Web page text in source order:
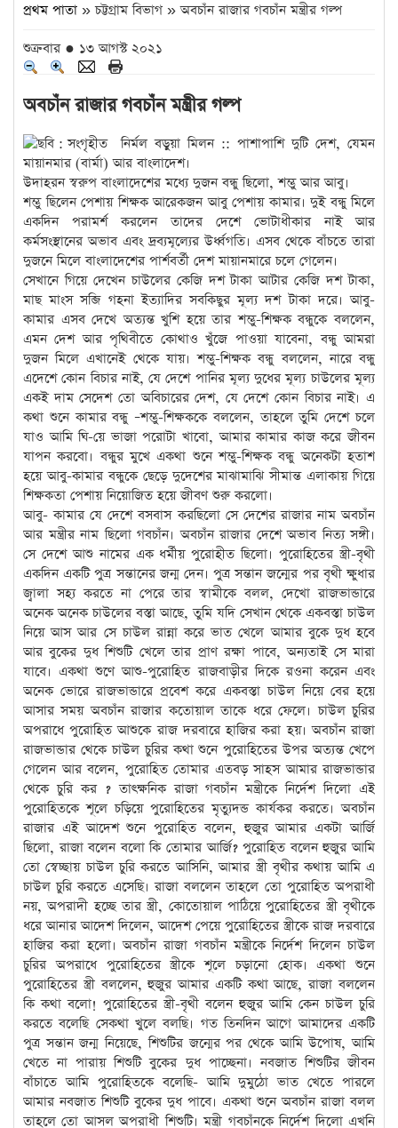
প্রথম পাতা » চট্টগ্রাম বিভাগ » অবচাঁন রাজার গবচাঁন মন্ত্রীর গল্প
শুক্রবার ● ১৩ আগস্ট ২০২১
অবচাঁন রাজার গবচাঁন মন্ত্রীর গল্প
নির্মল বড়ুয়া মিলন :: পাশাপাশি দুটি দেশ, যেমন
মায়ানমার (বার্মা) আর বাংলাদেশ।
উদাহরন স্বরুপ বাংলাদেশের মধ্যে দুজন বন্ধু ছিলো, শম্ভু আর আবু।
শম্ভু ছিলেন পেশায় শিক্ষক আরেকজন আবু পেশায় কামার। দুই বন্ধু মিলে
একদিন পরামর্শ করলেন তাদের দেশে ভোটাধীকার নাই আর
কর্মসংস্থানের অভাব এবং দ্রব্যমূল্যের উর্ধ্বগতি। এসব থেকে বাঁচতে তারা
দুজনে মিলে বাংলাদেশের পার্শবর্তী দেশ মায়ানমারে চলে গেলেন।
সেখানে গিয়ে দেখেন চাউলের কেজি দশ টাকা আটার কেজি দশ টাকা,
মাছ মাংস সব্জি গহনা ইত্যাদির সবকিছুর মূল্য দশ টাকা দরে। আবু-
কামার এসব দেখে অত্যন্ত খুশি হয়ে তার শম্ভু-শিক্ষক বন্ধুকে বললেন,
এমন দেশ আর পৃথিবীতে কোথাও খুঁজে পাওয়া যাবেনা, বন্ধু আমরা
দুজন মিলে এখানেই থেকে যায়। শম্ভু-শিক্ষক বন্ধু বললেন, নারে বন্ধু
এদেশে কোন বিচার নাই, যে দেশে পানির মূল্য দুধের মূল্য চাউলের মূল্য
একই দাম সেদেশ তো অবিচারের দেশ, যে দেশে কোন বিচার নাই। এ
কথা শুনে কামার বন্ধু –শম্ভু-শিক্ষককে বললেন, তাহলে তুমি দেশে চলে
যাও আমি ঘি-য়ে ভাজা পরোটা খাবো, আমার কামার কাজ করে জীবন
যাপন করবো। বন্ধুর মুখে একথা শুনে শম্ভু-শিক্ষক বন্ধু অনেকটা হতাশ
হয়ে আবু-কামার বন্ধুকে ছেড়ে দুদেশের মাঝামাঝি সীমান্ত এলাকায় গিয়ে
শিক্ষকতা পেশায় নিয়োজিত হয়ে জীবণ শুরু করলো।
আবু- কামার যে দেশে বসবাস করছিলো সে দেশের রাজার নাম অবচাঁন
আর মন্ত্রীর নাম ছিলো গবচাঁন। অবচাঁন রাজার দেশে অভাব নিত্য সঙ্গী।
সে দেশে আশু নামের এক ধর্মীয় পুরোহীত ছিলো। পুরোহিতের স্ত্রী-বৃথী
একদিন একটি পুত্র সন্তানের জন্ম দেন। পুত্র সন্তান জন্মের পর বৃথী ক্ষুধার
জ্বালা সহ্য করতে না পেরে তার স্বামীকে বলল, দেখো রাজভান্ডারে
অনেক অনেক চাউলের বস্তা আছে, তুমি যদি সেখান থেকে একবস্তা চাউল
নিয়ে আস আর সে চাউল রান্না করে ভাত খেলে আমার বুকে দুধ হবে
আর বুকের দুধ শিশুটি খেলে তার প্রাণ রক্ষা পাবে, অন্যতাই সে মারা
যাবে। একথা শুণে আশু-পুরোহিত রাজবাড়ীর দিকে রওনা করেন এবং
অনেক ভোরে রাজভান্ডারে প্রবেশ করে একবস্তা চাউল নিয়ে বের হয়ে
আসার সময় অবচাঁন রাজার কতোয়াল তাকে ধরে ফেলে। চাউল চুরির
অপরাধে পুরোহিত আশুকে রাজ দরবারে হাজির করা হয়। অবচাঁন রাজা
রাজভান্ডার থেকে চাউল চুরির কথা শুনে পুরোহিতের উপর অত্যন্ত খেপে
গেলেন আর বলেন, পুরোহিত তোমার এতবড় সাহস আমার রাজভান্ডার
থেকে চুরি কর ? তাৎক্ষনিক রাজা গবচাঁন মন্ত্রীকে নির্দেশ দিলো এই
পুরোহিতকে শূলে চড়িয়ে পুরোহিতের মৃত্যুদন্ড কার্যকর করতে। অবচাঁন
রাজার এই আদেশ শুনে পুরোহিত বলেন, হুজুর আমার একটা আর্জি
ছিলো, রাজা বলেন বলো কি তোমার আর্জি? পুরোহিত বলেন হুজুর আমি
তো স্বেচ্ছায় চাউল চুরি করতে আসিনি, আমার স্ত্রী বৃথীর কথায় আমি এ
চাউল চুরি করতে এসেছি। রাজা বললেন তাহলে তো পুরোহিত অপরাধী
নয়, অপরাদী হচ্ছে তার স্ত্রী, কোতোয়াল পাঠিয়ে পুরোহিতের স্ত্রী বৃথীকে
ধরে আনার আদেশ দিলেন, আদেশ পেয়ে পুরোহিতের স্ত্রীকে রাজ দরবারে
হাজির করা হলো। অবচাঁন রাজা গবচাঁন মন্ত্রীকে নির্দেশ দিলেন চাউল
চুরির অপরাধে পুরোহিতের স্ত্রীকে শূলে চড়ানো হোক। একথা শুনে
পুরোহিতের স্ত্রী বললেন, হুজুর আমার একটি কথা আছে, রাজা বললেন
কি কথা বলো! পুরোহিতের স্ত্রী-বৃথী বলেন হুজুর আমি কেন চাউল চুরি
করতে বলেছি সেকথা খুলে বলছি। গত তিনদিন আগে আমাদের একটি
পুত্র সন্তান জন্ম নিয়েছে, শিশুটির জন্মের পর থেকে আমি উপোষ, আমি
খেতে না পারায় শিশুটি বুকের দুধ পাচ্ছেনা। নবজাত শিশুটির জীবন
বাঁচাতে আমি পুরোহিতকে বলেছি- আমি দুমুঠো ভাত খেতে পারলে
আমার নবজাত শিশুটি বুকের দুধ পাবে। একথা শুনে অবচাঁন রাজা বলল
তাহলে তো আসল অপরাধী শিশুটি। মন্ত্রী গবচাঁনকে নির্দেশ দিলো এখনি